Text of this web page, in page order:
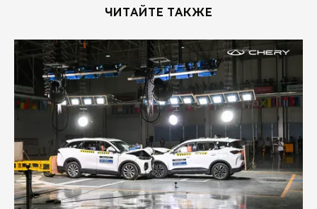
ЧИТАЙТЕ ТАКЖЕ